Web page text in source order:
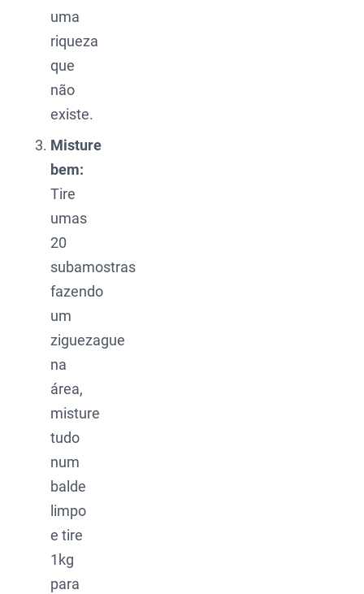
uma
riqueza
que
não
existe.
Misture
bem:
Tire
umas
20
subamostras
fazendo
um
ziguezague
na
área,
misture
tudo
num
balde
limpo
e tire
1kg
para